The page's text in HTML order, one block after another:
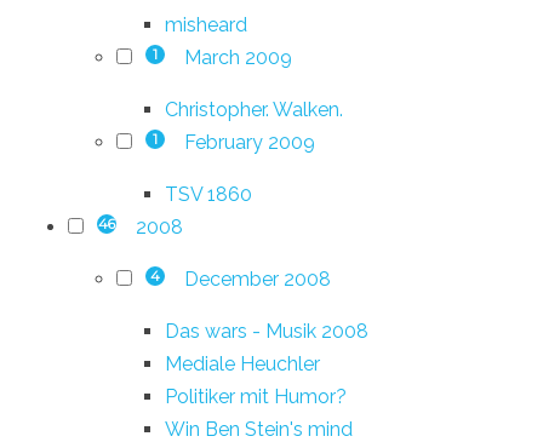
misheard
1 March 2009
Christopher. Walken.
1 February 2009
TSV 1860
46 2008
4 December 2008
Das wars - Musik 2008
Mediale Heuchler
Politiker mit Humor?
Win Ben Stein's mind